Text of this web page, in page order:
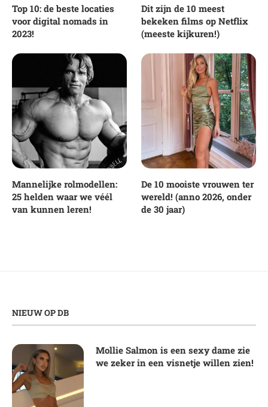
Top 10: de beste locaties
voor digital nomads in
2023!
Dit zijn de 10 meest
bekeken films op Netflix
(meeste kijkuren!)
Mannelijke rolmodellen:
25 helden waar we véél
van kunnen leren!
De 10 mooiste vrouwen ter
wereld! (anno 2026, onder
de 30 jaar)
NIEUW OP DB
Mollie Salmon is een sexy dame zie
we zeker in een visnetje willen zien!